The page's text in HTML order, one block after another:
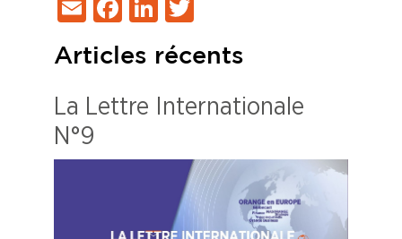
EmailFacebook
LinkedIn
Articles récents
La Lettre Internationale
N°9